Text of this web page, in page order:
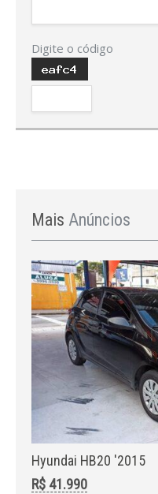
Digite o código
Mais Anúncios
Hyundai HB20 '2015
R$ 41.990